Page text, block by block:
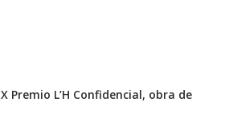
X Premio L’H Confidencial, obra de